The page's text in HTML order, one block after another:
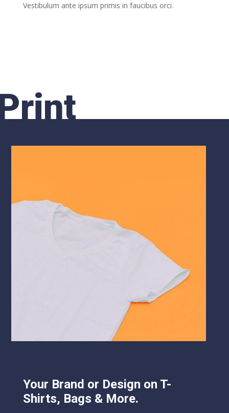
Vestibulum ante ipsum primis in faucibus orci.
Your Brand or Design on T-
Shirts, Bags & More.